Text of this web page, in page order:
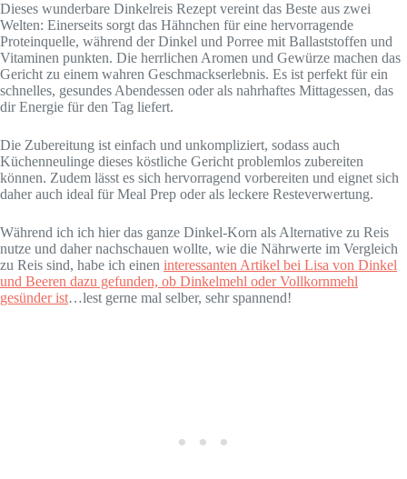
Dieses wunderbare Dinkelreis Rezept vereint das Beste aus zwei
Welten: Einerseits sorgt das Hähnchen für eine hervorragende
Proteinquelle, während der Dinkel und Porree mit Ballaststoffen und
Vitaminen punkten. Die herrlichen Aromen und Gewürze machen das
Gericht zu einem wahren Geschmackserlebnis. Es ist perfekt für ein
schnelles, gesundes Abendessen oder als nahrhaftes Mittagessen, das
dir Energie für den Tag liefert.
Die Zubereitung ist einfach und unkompliziert, sodass auch
Küchenneulinge dieses köstliche Gericht problemlos zubereiten
können. Zudem lässt es sich hervorragend vorbereiten und eignet sich
daher auch ideal für Meal Prep oder als leckere Resteverwertung.
Während ich ich hier das ganze Dinkel-Korn als Alternative zu Reis
nutze und daher nachschauen wollte, wie die Nährwerte im Vergleich
zu Reis sind, habe ich einen interessanten Artikel bei Lisa von Dinkel
und Beeren dazu gefunden, ob Dinkelmehl oder Vollkornmehl
gesünder ist…lest gerne mal selber, sehr spannend!